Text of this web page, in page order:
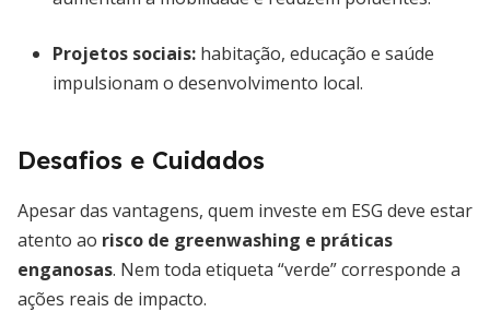
Projetos sociais: habitação, educação e saúde
impulsionam o desenvolvimento local.
Desafios e Cuidados
Apesar das vantagens, quem investe em ESG deve estar
atento ao risco de greenwashing e práticas
enganosas. Nem toda etiqueta “verde” corresponde a
ações reais de impacto.